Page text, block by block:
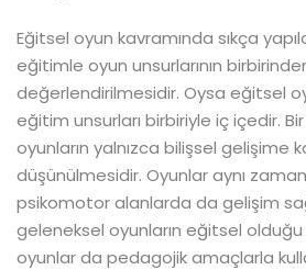
Eğitsel oyun kavramında sıkça
eğitimle oyun unsurlarının
değerlendirilmesidir. Oysa eğitsel
eğitim unsurları birbiriyle iç içedir.
oyunların yalnızca bilişsel gelişime
düşünülmesidir. Oyunlar aynı
psikomotor alanlarda da gelişim
geleneksel oyunların eğitsel olduğu
oyunlar da pedagojik amaçlarla